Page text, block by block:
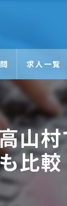
求人一覧
山
比較